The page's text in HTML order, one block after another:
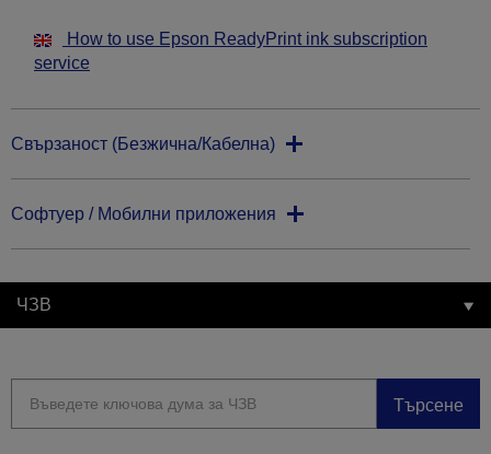
How to use Epson ReadyPrint ink subscription
service
Свързаност (Безжична/Кабелна)
Софтуер / Мобилни приложения
ЧЗВ
Търсене